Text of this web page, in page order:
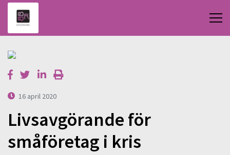
16 april 2020
Livsavgörande för
småföretag i kris